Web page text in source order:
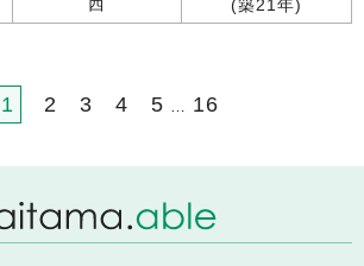
(築21年)
1 2 3 4 5 … 16